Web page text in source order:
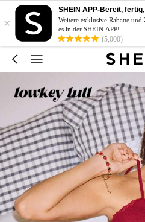
×
SHEIN APP-Bereit,
Weitere exklusive Rabatte und
es in der SHEIN APP!
(5,000)